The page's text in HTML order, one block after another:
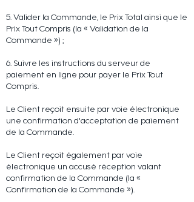
5. Valider la Commande, le Prix Total ainsi que le
Prix Tout Compris (la « Validation de la
Commande ») ;
6. Suivre les instructions du serveur de
paiement en ligne pour payer le Prix Tout
Compris.
Le Client reçoit ensuite par voie électronique
une confirmation d'acceptation de paiement
de la Commande.
Le Client reçoit également par voie
électronique un accusé réception valant
confirmation de la Commande (la «
Confirmation de la Commande »).